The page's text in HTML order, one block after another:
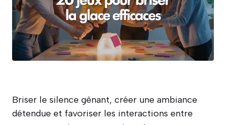
Briser le silence gênant, créer une ambiance
détendue et favoriser les interactions entre